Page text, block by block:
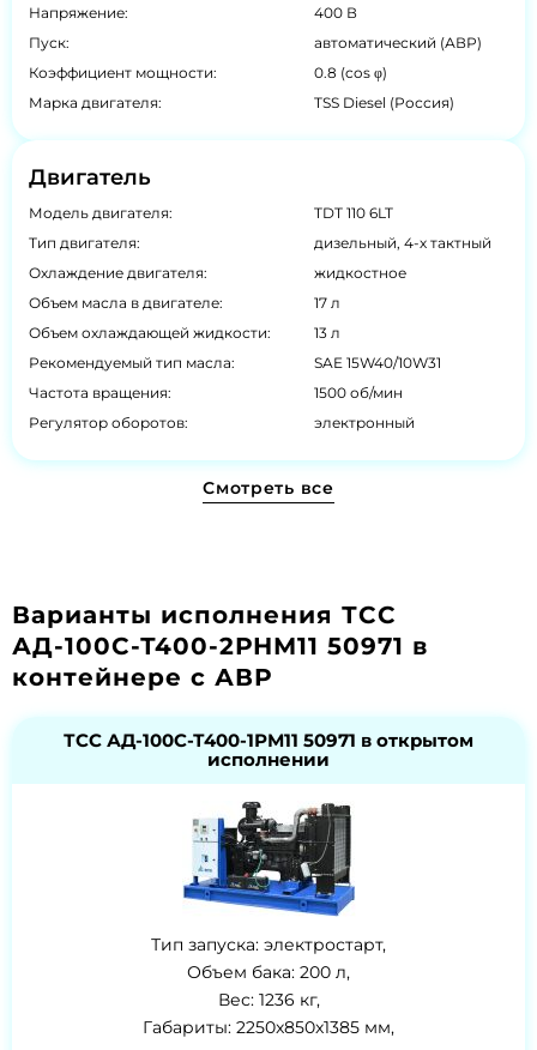
Напряжение:
400 В
Пуск:
автоматический (АВР)
Коэффициент мощности:
0.8 (cos φ)
Марка двигателя:
TSS Diesel (Россия)
Двигатель
Модель двигателя:
TDT 110 6LT
Тип двигателя:
дизельный, 4-х тактный
Охлаждение двигателя:
жидкостное
Объем масла в двигателе:
17 л
Объем охлаждающей жидкости:
13 л
Рекомендуемый тип масла:
SAE 15W40/10W31
Частота вращения:
1500 об/мин
Регулятор оборотов:
электронный
Смотреть все
Варианты исполнения ТСС
АД-100С-Т400-2РНМ11 50971 в
контейнере с АВР
ТСС АД-100С-Т400-1РМ11 50971 в открытом
исполнении
Тип запуска: электростарт,
Объем бака: 200 л,
Вес: 1236 кг,
Габариты: 2250x850x1385 мм,